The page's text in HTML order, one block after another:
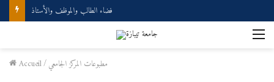
فضاء الطالب والموظف والأستاذ
Accueil/مطبوعات المركز الجامعي